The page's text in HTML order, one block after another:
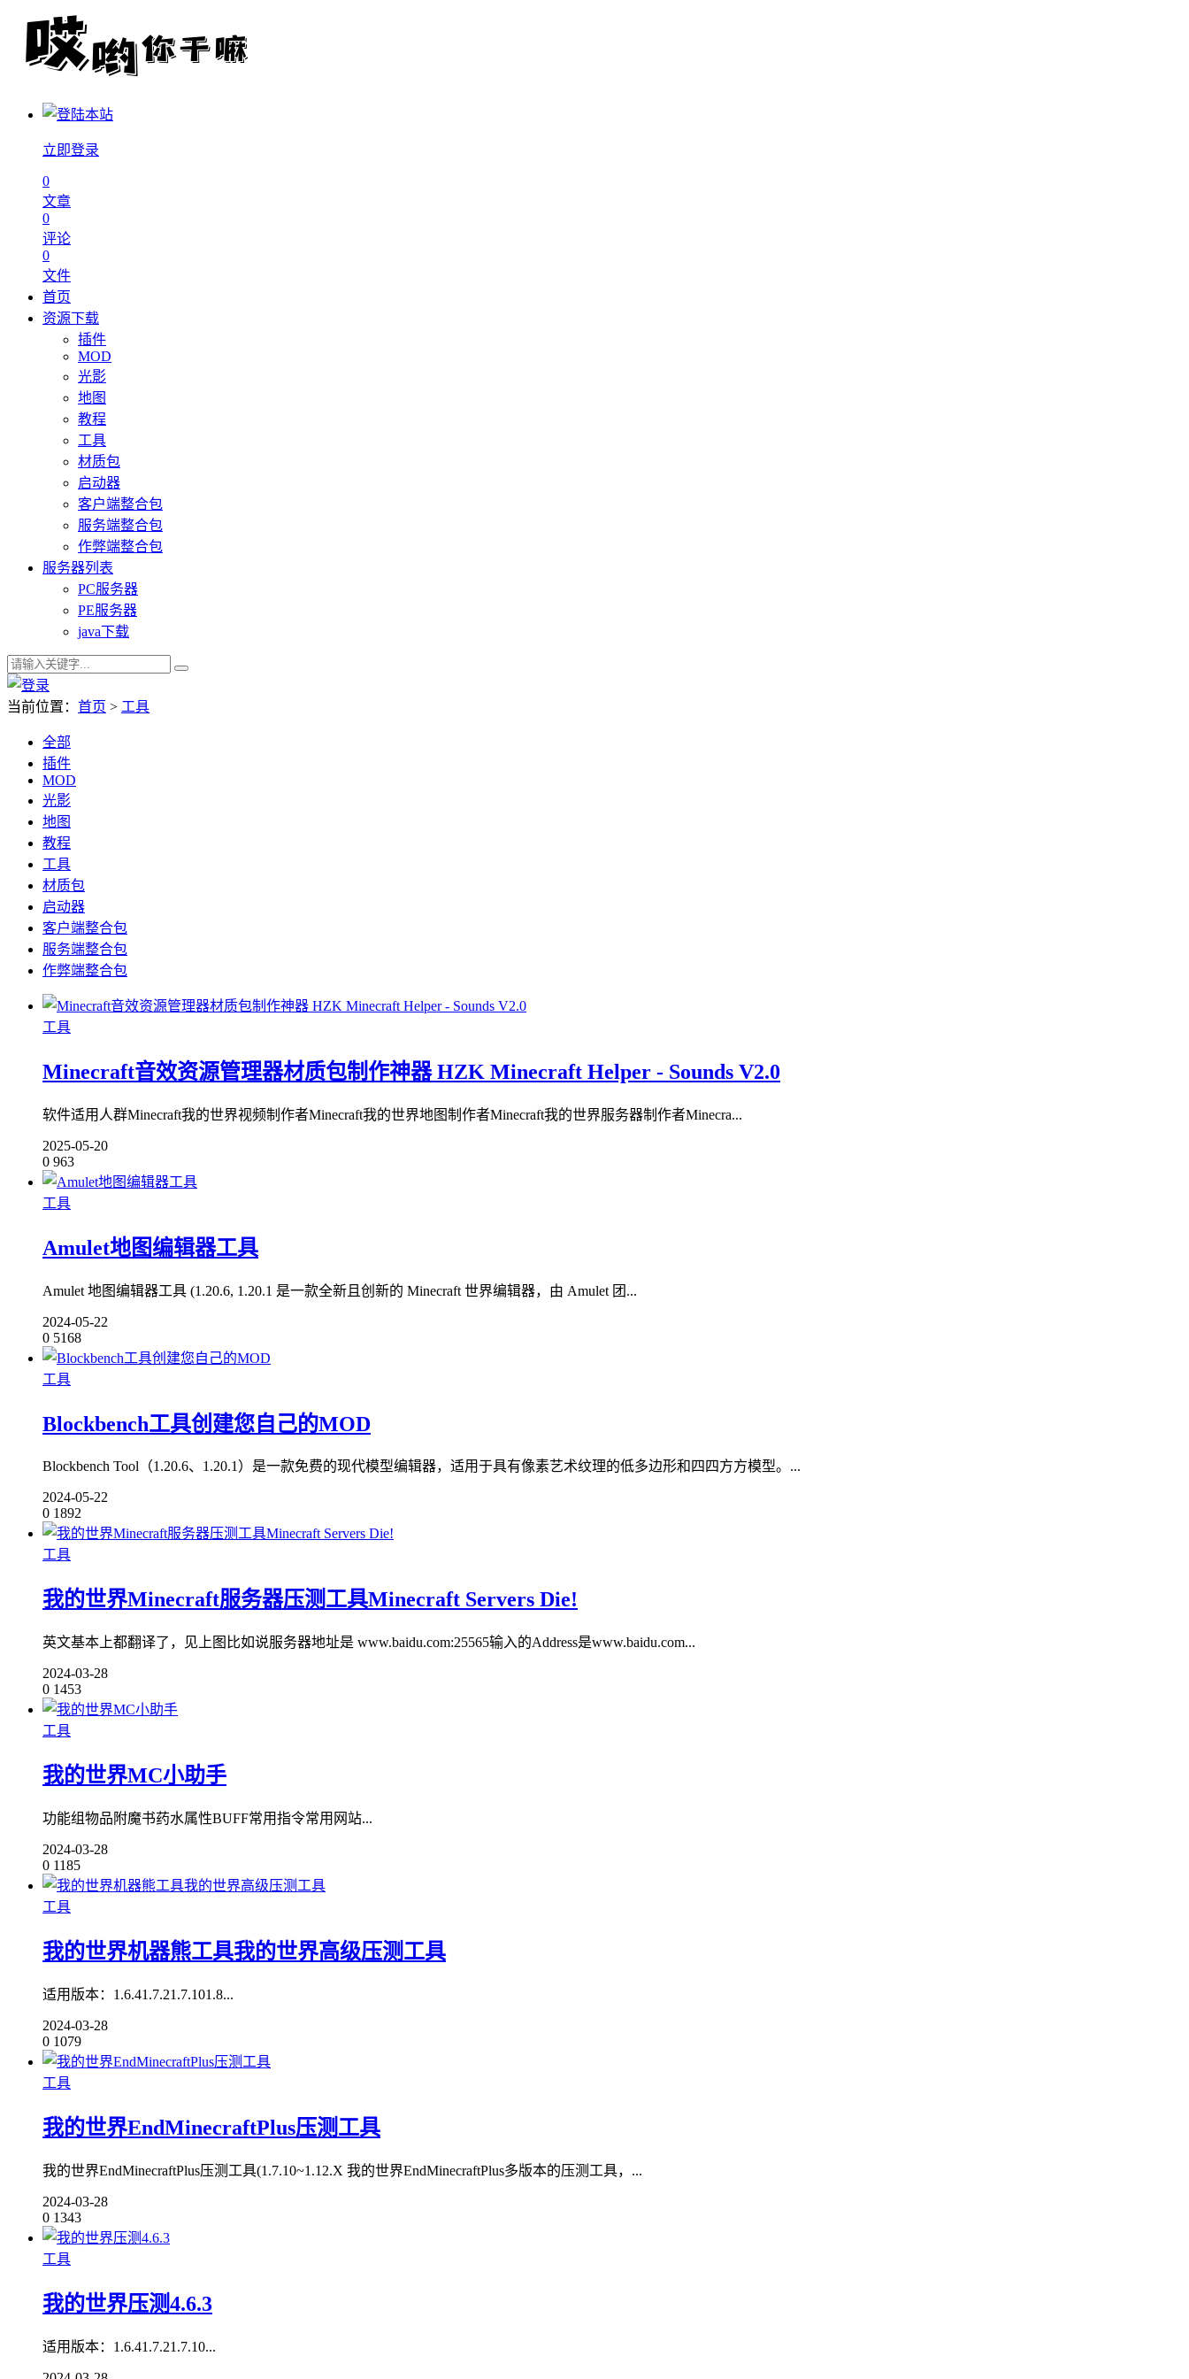
立即登录
0
文章
0
评论
0
文件
首页
资源下载
插件
MOD
光影
地图
教程
工具
材质包
启动器
客户端整合包
服务端整合包
作弊端整合包
服务器列表
PC服务器
PE服务器
java下载
当前位置： 首页 > 工具
全部
插件
MOD
光影
地图
教程
工具
材质包
启动器
客户端整合包
服务端整合包
作弊端整合包
工具
Minecraft音效资源管理器材质包制作神器 HZK Minecraft Helper - Sounds V2.0
软件适用人群Minecraft我的世界视频制作者Minecraft我的世界地图制作者Minecraft我的世界服务器制作者Minecra...
2025-05-20
0 963
工具
Amulet地图编辑器工具
Amulet 地图编辑器工具 (1.20.6, 1.20.1 是一款全新且创新的 Minecraft 世界编辑器，由 Amulet 团...
2024-05-22
0 5168
工具
Blockbench工具创建您自己的MOD
Blockbench Tool（1.20.6、1.20.1）是一款免费的现代模型编辑器，适用于具有像素艺术纹理的低多边形和四四方方模型。...
2024-05-22
0 1892
工具
我的世界Minecraft服务器压测工具Minecraft Servers Die!
英文基本上都翻译了，见上图比如说服务器地址是 www.baidu.com:25565输入的Address是www.baidu.com...
2024-03-28
0 1453
工具
我的世界MC小助手
功能组物品附魔书药水属性BUFF常用指令常用网站...
2024-03-28
0 1185
工具
我的世界机器熊工具我的世界高级压测工具
适用版本：1.6.41.7.21.7.101.8...
2024-03-28
0 1079
工具
我的世界EndMinecraftPlus压测工具
我的世界EndMinecraftPlus压测工具(1.7.10~1.12.X 我的世界EndMinecraftPlus多版本的压测工具，...
2024-03-28
0 1343
工具
我的世界压测4.6.3
适用版本：1.6.41.7.21.7.10...